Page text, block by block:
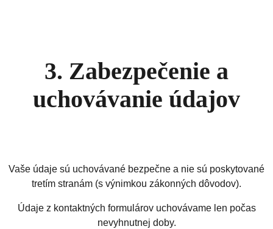
3. Zabezpečenie a
uchovávanie údajov
Vaše údaje sú uchovávané bezpečne a nie sú poskytované
tretím stranám (s výnimkou zákonných dôvodov).
Údaje z kontaktných formulárov uchovávame len počas
nevyhnutnej doby.